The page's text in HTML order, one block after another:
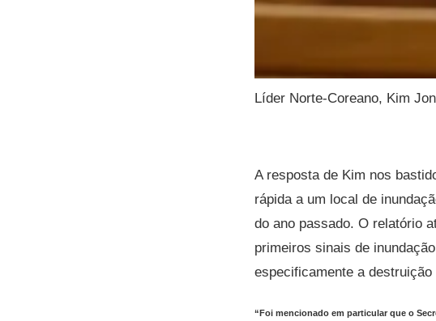
Líder Norte-Coreano, Kim
A resposta de Kim nos
rápida a um local de
do ano passado. O relatório
primeiros sinais de
especificamente a
“Foi mencionado em particular que o